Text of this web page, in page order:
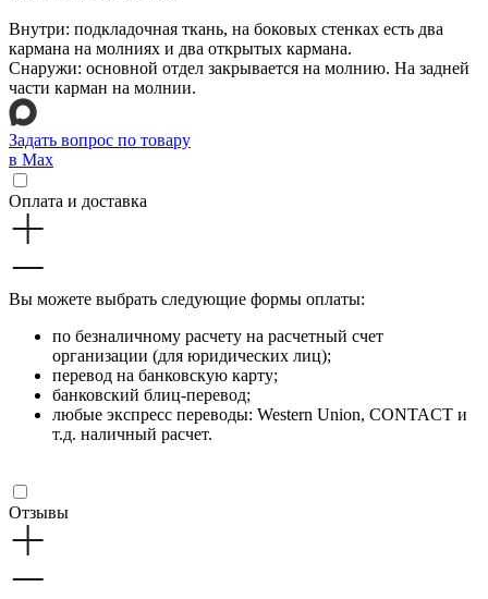
Внутри: подкладочная ткань, на боковых стенках есть два
кармана на молниях и два открытых кармана.
Снаружи: основной отдел закрывается на молнию. На задней
части карман на молнии.
Задать вопрос по товару
в Max
Оплата и доставка
Вы можете выбрать следующие формы оплаты:
по безналичному расчету на расчетный счет
организации (для юридических лиц);
перевод на банковскую карту;
банковский блиц-перевод;
любые экспресс переводы: Western Union, CONTACT и
т.д. наличный расчет.
Отзывы